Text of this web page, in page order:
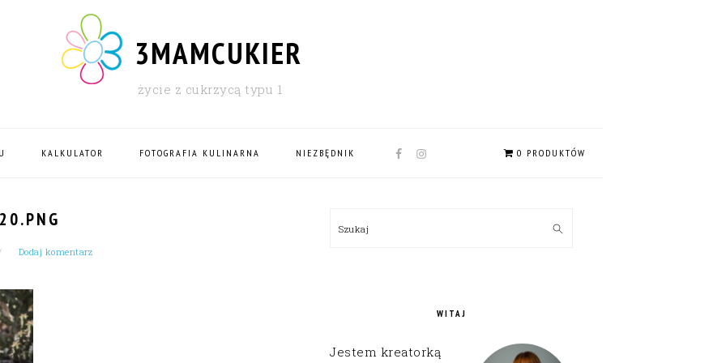
3MAMCUKIER
życie z cukrzycą typu 1
KALKULATOR FOTOGRAFIA KULINARNA NIEZBĘDNIK
NAV
0 PRODUKTÓW
Dodaj komentarz
SIDEBAR
Szukaj
WITAJ
Jestem kreatorką